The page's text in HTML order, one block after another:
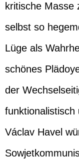
kritische Masse
selbst so
Lüge als
schönes
der
funktionalistisch
Václav Havel